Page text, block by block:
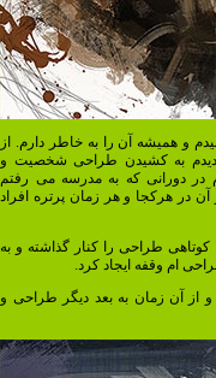
و همیشه آن را به خاطر دارم. از
دیدم به کشیدن طراحی شخصیت و
در دورانی که به مدرسه می رفتم
در هرکجا و هر زمان پرتره افراد
طراحی را کنار گذاشته و به
و از آن زمان به بعد دیگر طراحی و